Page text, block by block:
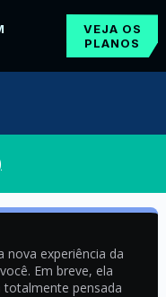
VEJA OS
PLANOS
nova experiência da
Em breve, ela
totalmente pensada